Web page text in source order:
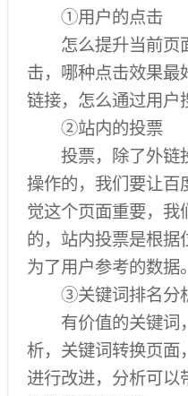
①用户的点击
怎么提升当前页面
击，哪种点击效果最
链接，怎么通过用户
②站内的投票
投票，除了外链投
操作的，我们要让百
觉这个页面重要，我
的，站内投票是根据
为了用户参考的数据。
③关键词排名分
有价值的关键词，
析，关键词转换页面
进行改进，分析可以